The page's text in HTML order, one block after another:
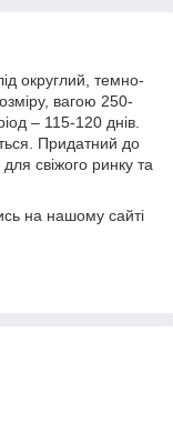
округлий, темно-
вагою 250-
– 115-120 днів.
Придатний до
свіжого ринку та
на нашому сайті